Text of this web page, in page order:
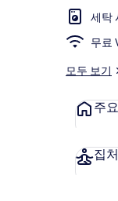
세탁
무료
모두 보기
주
집